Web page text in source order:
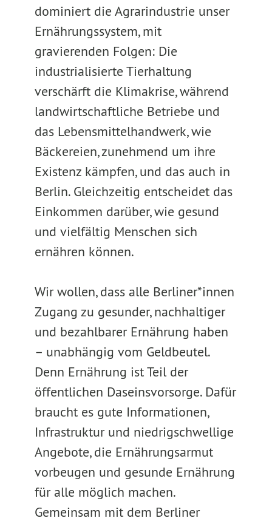
dominiert die Agrarindustrie unser
Ernährungssystem, mit
gravierenden Folgen: Die
industrialisierte Tierhaltung
verschärft die Klimakrise, während
landwirtschaftliche Betriebe und
das Lebensmittelhandwerk, wie
Bäckereien, zunehmend um ihre
Existenz kämpfen, und das auch in
Berlin. Gleichzeitig entscheidet das
Einkommen darüber, wie gesund
und vielfältig Menschen sich
ernähren können.
Wir wollen, dass alle Berliner*innen
Zugang zu gesunder, nachhaltiger
und bezahlbarer Ernährung haben
– unabhängig vom Geldbeutel.
Denn Ernährung ist Teil der
öffentlichen Daseinsvorsorge. Dafür
braucht es gute Informationen,
Infrastruktur und niedrigschwellige
Angebote, die Ernährungsarmut
vorbeugen und gesunde Ernährung
für alle möglich machen.
Gemeinsam mit dem Berliner